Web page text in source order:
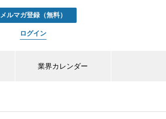
メルマガ登録（無料）
ログイン
業界カレンダー